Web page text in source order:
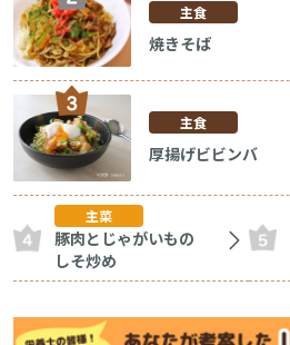
主食
焼きそば
主食
厚揚げビビンバ
主菜
豚肉とじゃがいもの
しそ炒め